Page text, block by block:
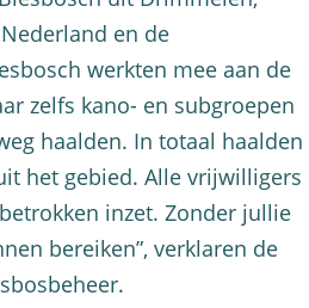
en de
werkten mee aan de
zelfs kano- en subgroepen
haalden. In totaal haalden
het gebied. Alle vrijwilligers
inzet. Zonder jullie
bereiken”, verklaren de